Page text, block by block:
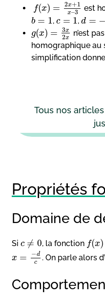
f(x) = 2x+1
x–3 est
b = 1,c = 1,d =
g(x) = 3x
2x
n’est
homographique au
simplification donne
Tous nos
Propriétés
Domaine de
Si c ≠ 0, la fonction f(x)
x = −d
c
. On parle alors